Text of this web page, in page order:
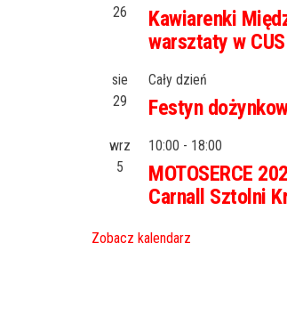
26
Kawiarenki
warsztaty w CUS
sie
29
Cały dzień
Festyn
wrz
5
10:00 - 18:00
MOTOSERCE
Carnall Sztolni
Zobacz kalendarz